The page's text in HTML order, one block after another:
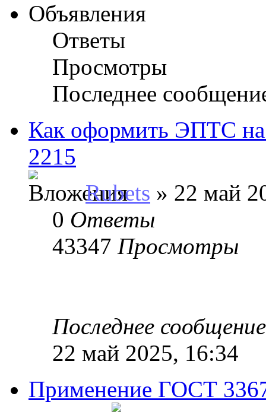
Объявления
Ответы
Просмотры
Последнее
Как оформить ЭПТС
2215
Rubets » 22 май
0 Ответы
43347 Просмотры
Последнее
22 май 2025, 16:34
Применение ГОСТ